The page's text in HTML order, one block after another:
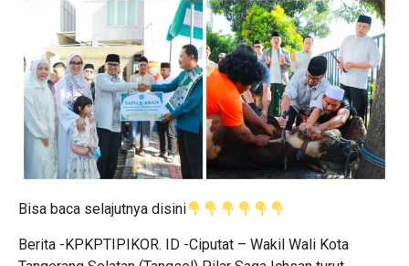
Bisa baca selajutnya disini
Berita -KPKPTIPIKOR. ID -Ciputat – Wakil Wali Kota